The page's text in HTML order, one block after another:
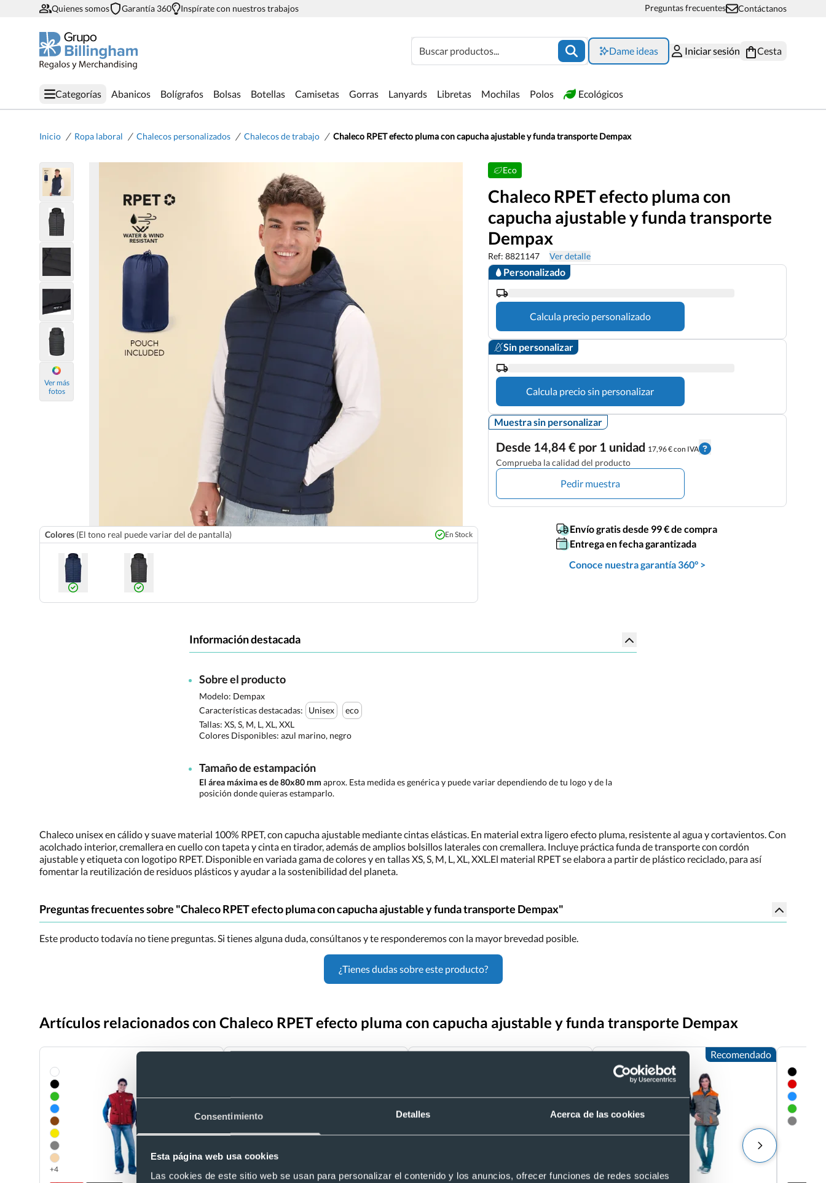
Consentimiento Detalles Acerca de las cookies
Esta página web usa cookies
Las cookies de este sitio web se usan para personalizar el contenido y los anuncios, ofrecer funciones de redes sociales
Quienes somos Garantía 360 Inspírate con nuestros trabajos Preguntas frecuentes Contáctanos
Buscar productos... Dame ideas Iniciar sesión Cesta
Categorías Abanicos Bolígrafos Bolsas Botellas Camisetas Gorras Lanyards Libretas Mochilas Polos Ecológicos
Inicio / Ropa laboral / Chalecos personalizados / Chalecos de trabajo / Chaleco RPET efecto pluma con capucha ajustable y funda transporte Dempax
Ver más
fotos
Colores (El tono real puede variar del de pantalla) En Stock
Eco
Chaleco RPET efecto pluma con
capucha ajustable y funda transporte
Dempax
Ref: 8821147 Ver detalle
Personalizado
Calcula precio personalizado
Sin personalizar
Calcula precio sin personalizar
Muestra sin personalizar
Desde 14,84 € por 1 unidad 17,96 € con IVA
Comprueba la calidad del producto
Pedir muestra
Envío gratis desde 99 € de compra
Entrega en fecha garantizada
Conoce nuestra garantía 360° >
Información destacada
Sobre el producto
Modelo: Dempax
Características destacadas:
Unisex
eco
Tallas: XS, S, M, L, XL, XXL
Colores Disponibles: azul marino, negro
Tamaño de estampación
El área máxima es de 80x80 mm aprox. Esta medida es genérica y puede variar dependiendo de tu logo y de la
posición donde quieras estamparlo.
Chaleco unisex en cálido y suave material 100% RPET, con capucha ajustable mediante cintas elásticas. En material extra ligero efecto pluma, resistente al agua y cortavientos. Con
acolchado interior, cremallera en cuello con tapeta y cinta en tirador, además de amplios bolsillos laterales con cremallera. Incluye práctica funda de transporte con cordón
ajustable y etiqueta con logotipo RPET. Disponible en variada gama de colores y en tallas XS, S, M, L, XL, XXL.El material RPET se elabora a partir de plástico reciclado, para así
fomentar la reutilización de residuos plásticos y ayudar a la sostenibilidad del planeta.
Preguntas frecuentes sobre "Chaleco RPET efecto pluma con capucha ajustable y funda transporte Dempax"
Este producto todavía no tiene preguntas. Si tienes alguna duda, consúltanos y te responderemos con la mayor brevedad posible.
¿Tienes dudas sobre este producto?
Artículos relacionados con Chaleco RPET efecto pluma con capucha ajustable y funda transporte Dempax
+4
Recomendado